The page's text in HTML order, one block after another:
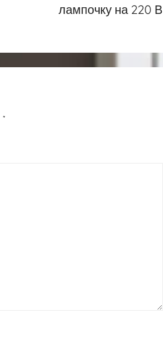
лампочку на 220 В
*